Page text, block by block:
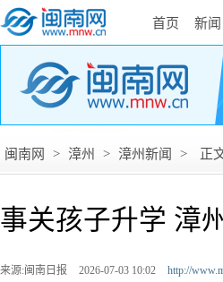
首页 新闻
闽南网 > 漳州 > 漳州新闻 > 正
事关孩子升学 漳
来源:闽南日报 2026-07-03 10:02 http://